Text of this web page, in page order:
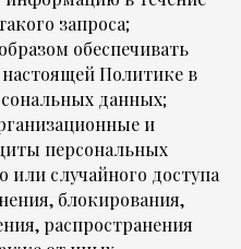
запроса;
обеспечивать
Политике в
данных;
и
персональных
или случайного доступа
блокирования,
распространения